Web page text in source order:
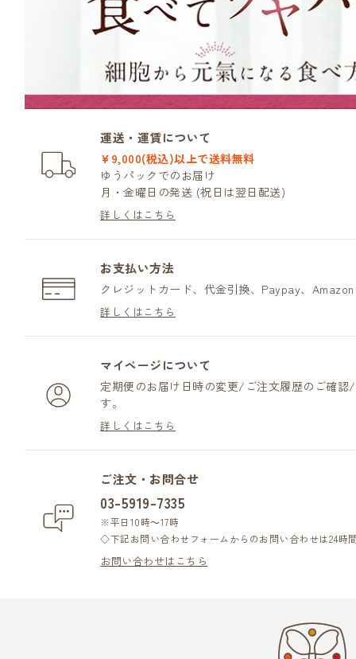
運送・運賃について
¥9,000(税込)以上で送料無料
ゆうパックでのお届け
月・金曜日の発送 (祝日は翌日配送)
詳しくはこちら
お支払い方法
クレジットカード、代金引換、Paypay、
詳しくはこちら
マイページについて
定期便のお届け日時の変更/ご注文履歴のご確
す。
詳しくはこちら
ご注文・お問合せ
03-5919-7335
※平日10時～17時
◇下記お問い合わせフォームからのお問い合わせは24時
お問い合わせはこちら